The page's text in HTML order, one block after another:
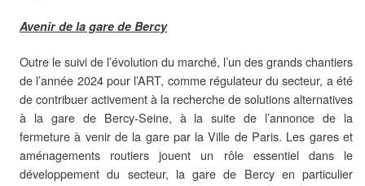
Avenir de la gare de Bercy
Outre le suivi de l’évolution du marché, l’un des grands chantiers
de l’année 2024 pour l’ART, comme régulateur du secteur, a été
de contribuer activement à la recherche de solutions alternatives
à la gare de Bercy-Seine, à la suite de l’annonce de la
fermeture à venir de la gare par la Ville de Paris. Les gares et
aménagements routiers jouent un rôle essentiel dans le
développement du secteur, la gare de Bercy en particulier